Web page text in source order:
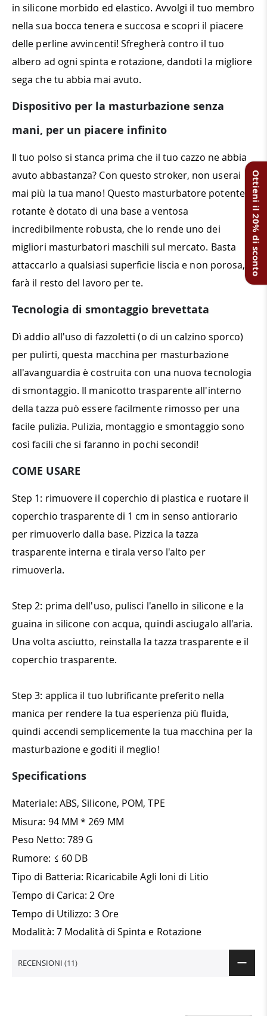
Ottieni il 20% di sconto
in silicone morbido ed elastico. Avvolgi il tuo membro
nella sua bocca tenera e succosa e scopri il piacere
delle perline avvincenti! Sfregherà contro il tuo
albero ad ogni spinta e rotazione, dandoti la migliore
sega che tu abbia mai avuto.
Dispositivo per la masturbazione senza
mani, per un piacere infinito
Il tuo polso si stanca prima che il tuo cazzo ne abbia
avuto abbastanza? Con questo stroker, non userai
mai più la tua mano! Questo masturbatore potente e
rotante è dotato di una base a ventosa
incredibilmente robusta, che lo rende uno dei
migliori masturbatori maschili sul mercato. Basta
attaccarlo a qualsiasi superficie liscia e non porosa, e
farà il resto del lavoro per te.
Tecnologia di smontaggio brevettata
Dì addio all'uso di fazzoletti (o di un calzino sporco)
per pulirti, questa macchina per masturbazione
all'avanguardia è costruita con una nuova tecnologia
di smontaggio. Il manicotto trasparente all'interno
della tazza può essere facilmente rimosso per una
facile pulizia. Pulizia, montaggio e smontaggio sono
così facili che si faranno in pochi secondi!
COME USARE
Step 1: rimuovere il coperchio di plastica e ruotare il
coperchio trasparente di 1 cm in senso antiorario
per rimuoverlo dalla base. Pizzica la tazza
trasparente interna e tirala verso l'alto per
rimuoverla.
Step 2: prima dell'uso, pulisci l'anello in silicone e la
guaina in silicone con acqua, quindi asciugalo all'aria.
Una volta asciutto, reinstalla la tazza trasparente e il
coperchio trasparente.
Step 3: applica il tuo lubrificante preferito nella
manica per rendere la tua esperienza più fluida,
quindi accendi semplicemente la tua macchina per la
masturbazione e goditi il ​​meglio!
Specifications
Materiale: ABS, Silicone, POM, TPE
Misura: 94 MM * 269 MM
Peso Netto: 789 G
Rumore: ≤ 60 DB
Tipo di Batteria: Ricaricabile Agli Ioni di Litio
Tempo di Carica: 2 Ore
Tempo di Utilizzo: 3 Ore
Modalità: 7 Modalità di Spinta e Rotazione
RECENSIONI 11